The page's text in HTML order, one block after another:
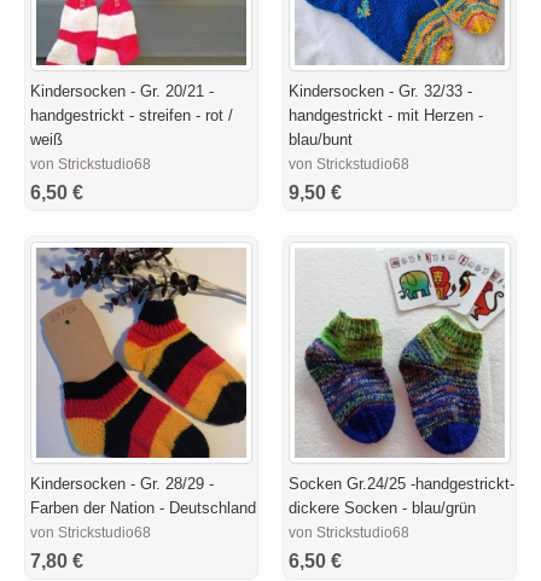
Kindersocken - Gr. 20/21 -
handgestrickt - streifen - rot /
weiß
von Strickstudio68
6,50 €
Kindersocken - Gr. 32/33 -
handgestrickt - mit Herzen -
blau/bunt
von Strickstudio68
9,50 €
Kindersocken - Gr. 28/29 -
Farben der Nation - Deutschland
von Strickstudio68
7,80 €
Socken Gr.24/25 -handgestrickt-
dickere Socken - blau/grün
von Strickstudio68
6,50 €